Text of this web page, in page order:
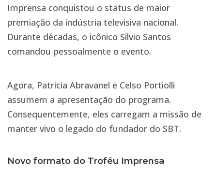
Imprensa conquistou o status de maior
premiação da indústria televisiva nacional.
Durante décadas, o icônico Silvio Santos
comandou pessoalmente o evento.
Agora, Patricia Abravanel e Celso Portiolli
assumem a apresentação do programa.
Consequentemente, eles carregam a missão de
manter vivo o legado do fundador do SBT.
Novo formato do Troféu Imprensa